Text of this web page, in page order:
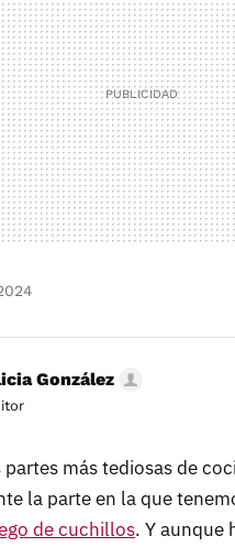
González
partes más tediosas de
la parte en la que
de cuchillos. Y aunque